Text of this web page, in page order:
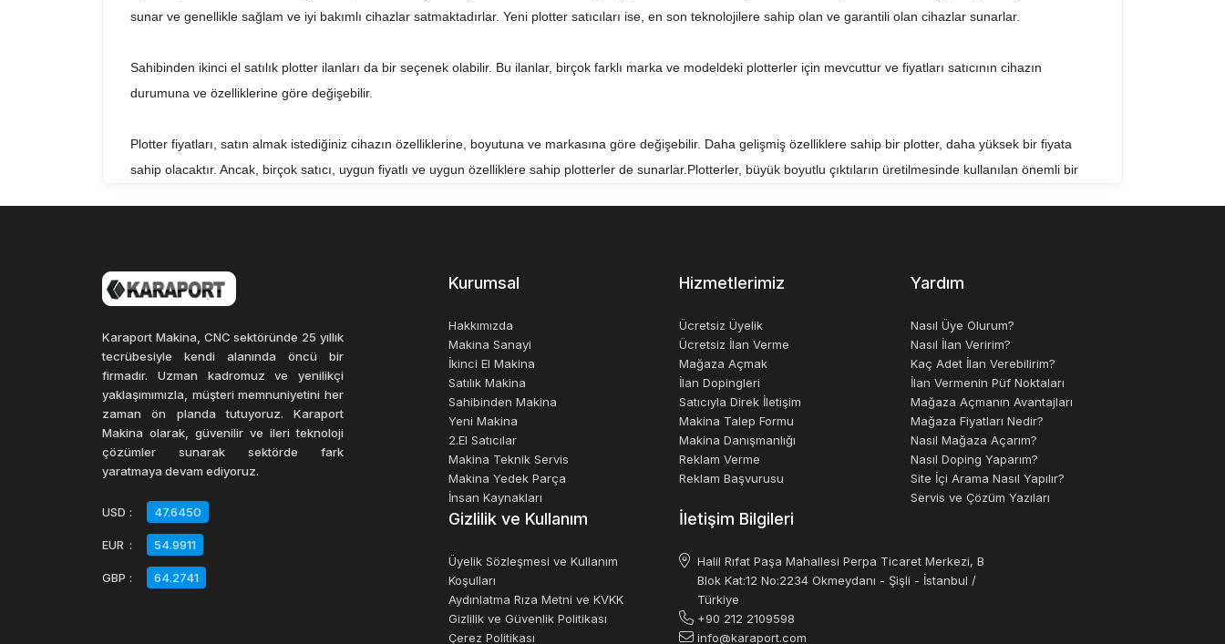
sunar ve genellikle sağlam ve iyi bakımlı cihazlar satmaktadırlar. Yeni plotter satıcıları ise, en son teknolojilere sahip olan ve garantili olan cihazlar sunarlar.
Sahibinden ikinci el satılık plotter ilanları da bir seçenek olabilir. Bu ilanlar, birçok farklı marka ve modeldeki plotterler için mevcuttur ve fiyatları satıcının cihazın
durumuna ve özelliklerine göre değişebilir.
Plotter fiyatları, satın almak istediğiniz cihazın özelliklerine, boyutuna ve markasına göre değişebilir. Daha gelişmiş özelliklere sahip bir plotter, daha yüksek bir fiyata
sahip olacaktır. Ancak, birçok satıcı, uygun fiyatlı ve uygun özelliklere sahip plotterler de sunarlar.Plotterler, büyük boyutlu çıktıların üretilmesinde kullanılan önemli bir
Karaport Makina, CNC sektöründe 25 yıllık
tecrübesiyle kendi alanında öncü bir
firmadır. Uzman kadromuz ve yenilikçi
yaklaşımımızla, müşteri memnuniyetini her
zaman ön planda tutuyoruz. Karaport
Makina olarak, güvenilir ve ileri teknoloji
çözümler sunarak sektörde fark
yaratmaya devam ediyoruz.
USD : 47.6450
EUR : 54.9911
GBP : 64.2741
Kurumsal
Hakkımızda
Makina Sanayi
İkinci El Makina
Satılık Makina
Sahibinden Makina
Yeni Makina
2.El Satıcılar
Makina Teknik Servis
Makina Yedek Parça
İnsan Kaynakları
Hizmetlerimiz
Ücretsiz Üyelik
Ücretsiz İlan Verme
Mağaza Açmak
İlan Dopingleri
Satıcıyla Direk İletişim
Makina Talep Formu
Makina Danışmanlığı
Reklam Verme
Reklam Başvurusu
Yardım
Nasıl Üye Olurum?
Nasıl İlan Veririm?
Kaç Adet İlan Verebilirim?
İlan Vermenin Püf Noktaları
Mağaza Açmanın Avantajları
Mağaza Fiyatları Nedir?
Nasıl Mağaza Açarım?
Nasıl Doping Yaparım?
Site İçi Arama Nasıl Yapılır?
Servis ve Çözüm Yazıları
Gizlilik ve Kullanım
Üyelik Sözleşmesi ve Kullanım
Koşulları
Aydınlatma Rıza Metni ve KVKK
Gizlilik ve Güvenlik Politikası
Çerez Politikası
İletişim Bilgileri
Halil Rıfat Paşa Mahallesi Perpa Ticaret Merkezi, B
Blok Kat:12 No:2234 Okmeydanı - Şişli - İstanbul /
Türkiye
+90 212 2109598
info@karaport.com